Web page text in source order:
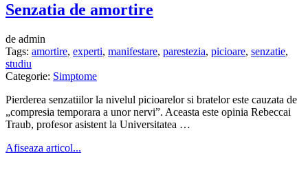
Senzatia de amortire
de admin
Tags: amortire, experti, manifestare, parestezia, picioare, senzatie,
studiu
Categorie: Simptome
Pierderea senzatiilor la nivelul picioarelor si bratelor este cauzata de
„compresia temporara a unor nervi”. Aceasta este opinia Rebeccai
Traub, profesor asistent la Universitatea …
Afiseaza articol...